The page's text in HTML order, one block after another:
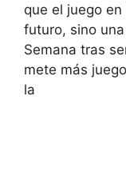
que el juego
futuro, sino
Semana tras
mete más
la